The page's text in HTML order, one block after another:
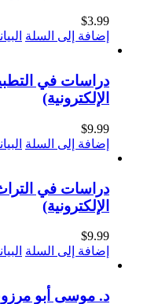
$3.99
إضافة إلى السلة
دراسات في
الإلكترونية)
$9.99
إضافة إلى السلة
دراسات في
الإلكترونية)
$9.99
إضافة إلى السلة
د. موسى أبو